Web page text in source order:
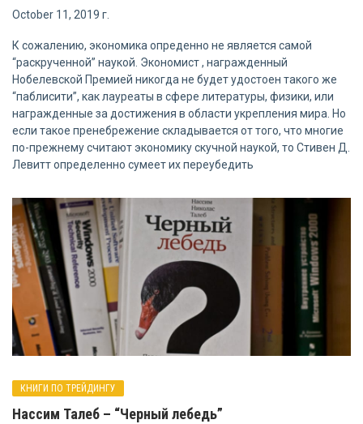
October 11, 2019 г.
К сожалению, экономика опреденно не является самой
“раскрученной” наукой. Экономист , награжденный
Нобелевской Премией никогда не будет удостоен такого же
“паблисити”, как лауреаты в сфере литературы, физики, или
награжденные за достижения в области укрепления мира. Но
если такое пренебрежение складывается от того, что многие
по-прежнему считают экономику скучной наукой, то Стивен Д.
Левитт определенно сумеет их переубедить
КНИГИ ПО ТРЕЙДИНГУ
Нассим Талеб – “Черный лебедь”